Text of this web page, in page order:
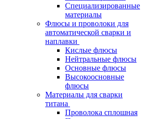
Специализированные
материалы
Флюсы и проволоки для
автоматической сварки и
наплавки
Кислые флюсы
Нейтральные флюсы
Основные флюсы
Высокоосновные
флюсы
Материалы для сварки
титана
Проволока сплошная